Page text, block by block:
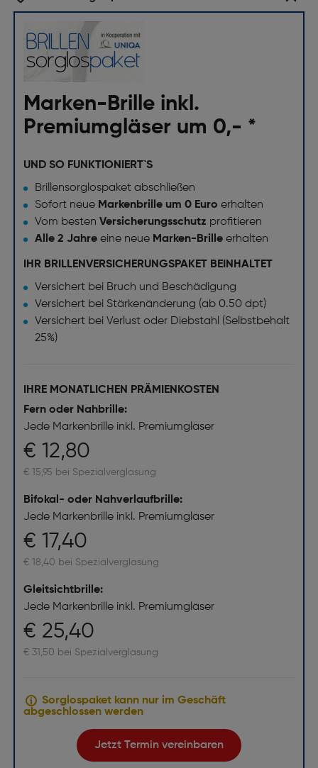
Marken-Brille inkl.
Premiumgläser um 0,- *
UND SO FUNKTIONIERT`S
Brillensorglospaket abschließen
Sofort neue Markenbrille um 0 Euro erhalten
Vom besten Versicherungsschutz profitieren
Alle 2 Jahreeine neue Marken-Brille erhalten
IHR BRILLENVERSICHERUNGSPAKET BEINHALTET
Versichert bei Bruch und Beschädigung
Versichert bei Stärkenänderung (ab 0.50 dpt)
Versichert bei Verlust oder Diebstahl (Selbstbehalt
25%)
IHRE MONATLICHEN PRÄMIENKOSTEN
Fern oder Nahbrille:
Jede Markenbrille inkl. Premiumgläser
€ 12,80
€ 15,95 bei Spezialverglasung
Bifokal- oder Nahverlaufbrille:
Jede Markenbrille inkl. Premiumgläser
€ 17,40
€ 18,40 bei Spezialverglasung
Gleitsichtbrille:
Jede Markenbrille inkl. Premiumgläser
€ 25,40
€ 31,50 bei Spezialverglasung
Sorglospaket kann nur im Geschäft
abgeschlossen werden
Jetzt Termin vereinbaren